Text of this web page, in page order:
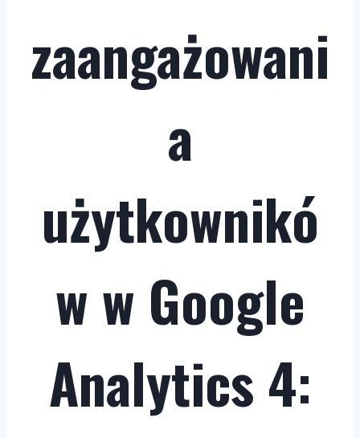
zaangażowani
a
użytkownikó
w w Google
Analytics 4: